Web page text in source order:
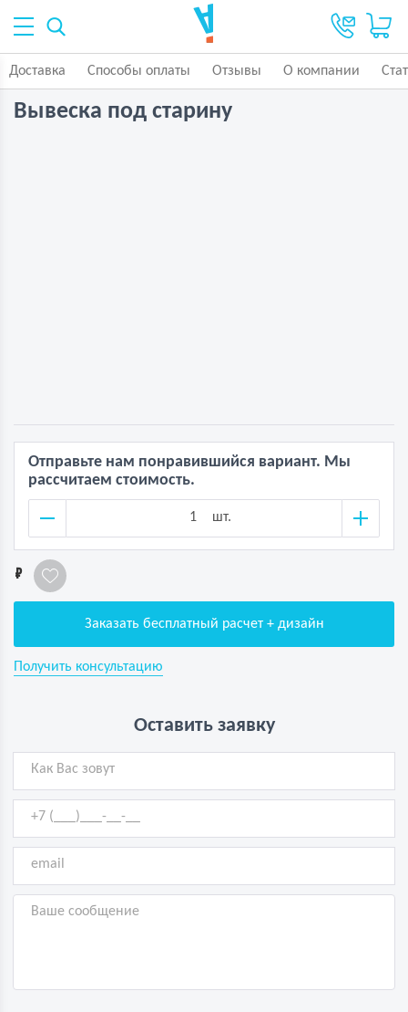
Доставка Способы оплаты Отзывы О компании
Вывеска под старину
Отправьте нам понравившийся вариант. Мы
рассчитаем стоимость.
шт.
1
Заказать бесплатный расчет + дизайн
Получить консультацию
Оставить заявку